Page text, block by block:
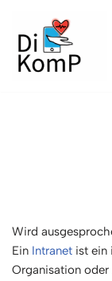
Skip
to
Wird
Ein Intranet ist ein
Organisation oder